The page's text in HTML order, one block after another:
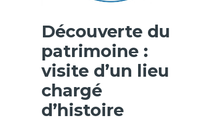
Découverte du
patrimoine :
visite d’un lieu
chargé
d’histoire